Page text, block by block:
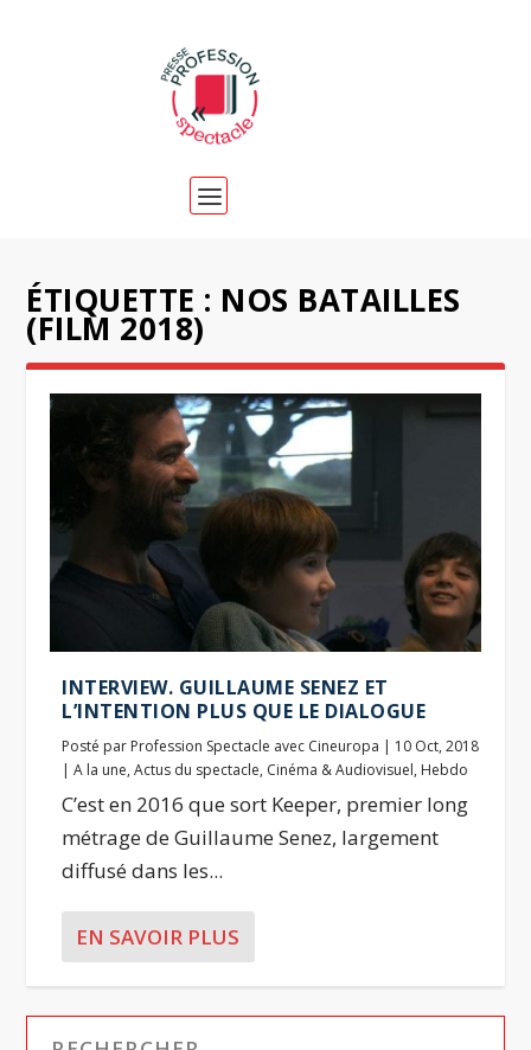
ÉTIQUETTE : NOS BATAILLES
(FILM 2018)
INTERVIEW. GUILLAUME SENEZ ET
L’INTENTION PLUS QUE LE DIALOGUE
Posté par Profession Spectacle avec Cineuropa | 10 Oct, 2018
|A la une,Actus du spectacle, Cinéma & Audiovisuel, Hebdo
C’est en 2016 que sort Keeper, premier long
métrage de Guillaume Senez, largement
diffusé dans les...
EN SAVOIR PLUS